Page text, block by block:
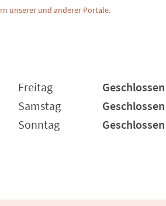
unserer und anderer Portale.
Freitag
Geschlossen
Samstag
Geschlossen
Sonntag
Geschlossen